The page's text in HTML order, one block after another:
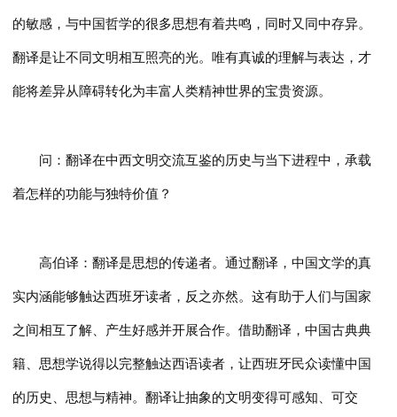
的敏感，与中国哲学的很多思想有着共鸣，同时又同中存异。
翻译是让不同文明相互照亮的光。唯有真诚的理解与表达，才
能将差异从障碍转化为丰富人类精神世界的宝贵资源。
问：翻译在中西文明交流互鉴的历史与当下进程中，承载
着怎样的功能与独特价值？
高伯译：翻译是思想的传递者。通过翻译，中国文学的真
实内涵能够触达西班牙读者，反之亦然。这有助于人们与国家
之间相互了解、产生好感并开展合作。借助翻译，中国古典典
籍、思想学说得以完整触达西语读者，让西班牙民众读懂中国
的历史、思想与精神。翻译让抽象的文明变得可感知、可交